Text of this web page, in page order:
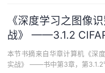
《深度学习之图像
战》
本节书摘来自华章计算机《深
实战》 ——书中第3章，第